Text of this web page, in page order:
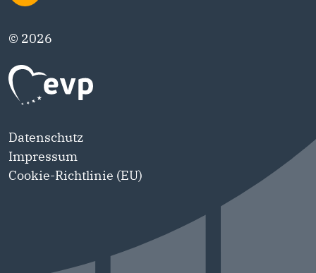
© 2026
Datenschutz
Impressum
Cookie-Richtlinie (EU)